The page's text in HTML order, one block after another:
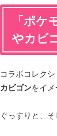
「ポ
やカビ
コラボコレクシ
カビゴンをイ
ぐっすりと、そ